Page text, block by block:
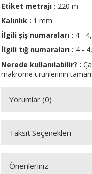
Etiket metrajı : 220 m
Kalınlık : 1 mm
İlgili şiş numaraları : 4 -
İlgili tığ numaraları : 4 -
Nerede kullanılabilir? :
makrome ürünlerinin
Yorumlar (0)
Bu
Taksit Seçenekleri
Önerileriniz